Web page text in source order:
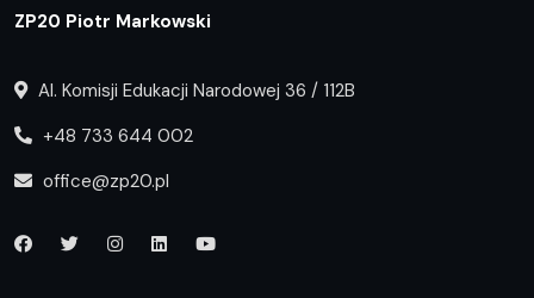
ZP20 Piotr Markowski
Al. Komisji Edukacji Narodowej 36 / 112B
+48 733 644 002
office@zp20.pl